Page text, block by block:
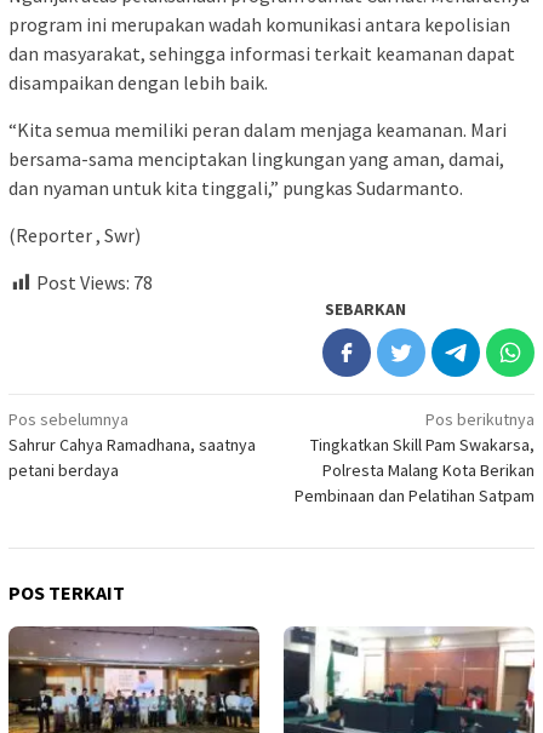
program ini merupakan wadah komunikasi antara kepolisian
dan masyarakat, sehingga informasi terkait keamanan dapat
disampaikan dengan lebih baik.
“Kita semua memiliki peran dalam menjaga keamanan. Mari
bersama-sama menciptakan lingkungan yang aman, damai,
dan nyaman untuk kita tinggali,” pungkas Sudarmanto.
(Reporter , Swr)
Post Views: 78
SEBARKAN
Navigasi
pos
Pos sebelumnya
Sahrur Cahya Ramadhana, saatnya
petani berdaya
Pos berikutnya
Tingkatkan Skill Pam Swakarsa,
Polresta Malang Kota Berikan
Pembinaan dan Pelatihan Satpam
POS TERKAIT